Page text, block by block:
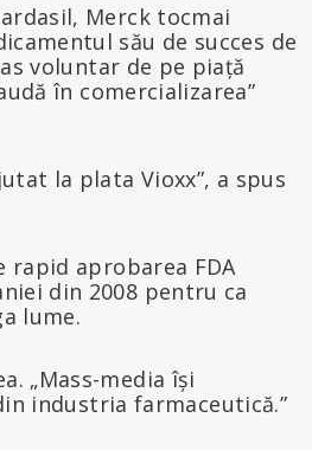
Merck tocmai
său de succes de
voluntar de pe piață
în comercializarea”
la plata Vioxx”, a spus
rapid aprobarea FDA
din 2008 pentru ca
lume.
„Mass-media își
industria farmaceutică.”